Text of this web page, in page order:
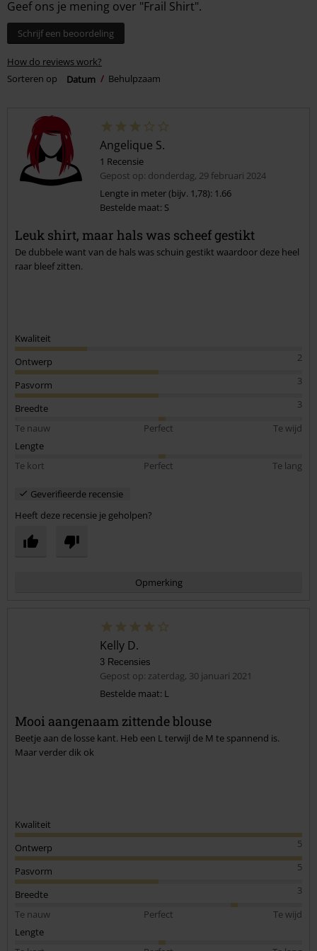
Geef ons je mening over "Frail Shirt".
Schrijf een beoordeling
How do reviews work?
Sorteren op
Datum Behulpzaam
Angelique S.
1 Recensie
Gepost op: donderdag, 29 februari 2024
Lengte in meter (bijv. 1,78): 1.66
Bestelde maat: S
Leuk shirt, maar hals was scheef gestikt
De dubbele want van de hals was schuin gestikt waardoor deze heel
raar bleef zitten.
Kwaliteit
2
Ontwerp
3
Pasvorm
3
Breedte
Te nauw
Perfect
Te wijd
Lengte
Te kort
Perfect Te lang
Geverifieerde recensie
Heeft deze recensie je geholpen?
Opmerking
Commentaar versturen
Kelly D.
3 Recensies
Gepost op: zaterdag, 30 januari 2021
Bestelde maat: L
Mooi aangenaam zittende blouse
Beetje aan de losse kant. Heb een L terwijl de M te spannend is.
Maar verder dik ok
Kwaliteit
5
Ontwerp
5
Pasvorm
3
Breedte
Te nauw
Perfect
Te wijd
Lengte